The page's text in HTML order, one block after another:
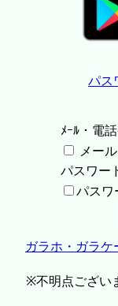
パス
ﾒｰﾙ・電
メー
パスワー
パスワ
ガラホ・ガラ
※不明点ござい